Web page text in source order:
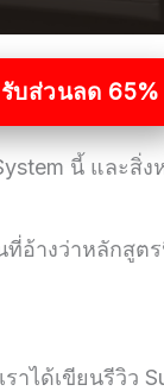
บส่วนลด 65%
นี้ และสิ่
อ้างว่าหลักสูต
ได้เขียนรีวิว